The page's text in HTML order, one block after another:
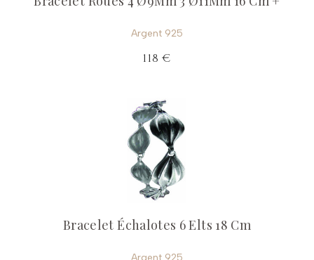
Argent 925
118 €
Bracelet Échalotes 6 Elts 18 Cm
Argent 925